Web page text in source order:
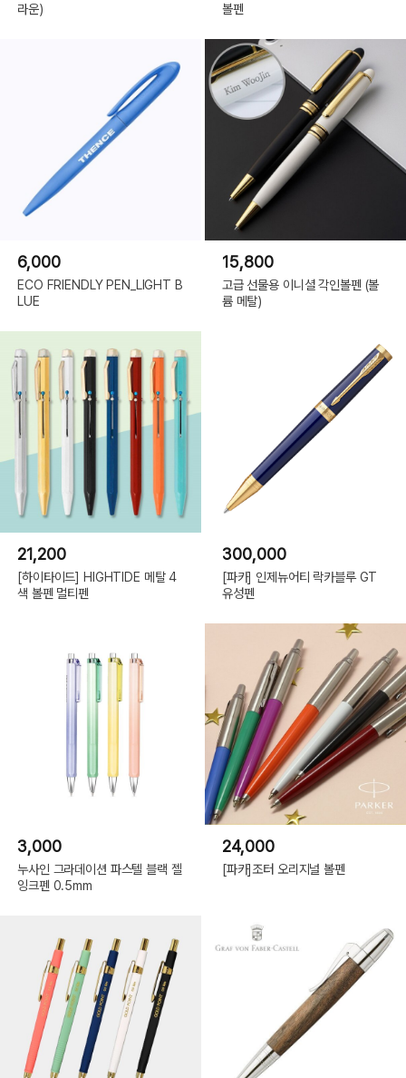
라운)
볼펜
6,000
ECO FRIENDLY PEN_LIGHT B
LUE
15,800
고급 선물용 이니셜 각인볼펜 (볼
륨 메탈)
21,200
[하이타이드] HIGHTIDE 메탈 4
색 볼펜 멀티펜
300,000
[파카] 인제뉴어티 락카블루 GT
유성펜
3,000
누사인 그라데이션 파스텔 블랙 젤
잉크펜 0.5mm
24,000
[파카]조터 오리지널 볼펜